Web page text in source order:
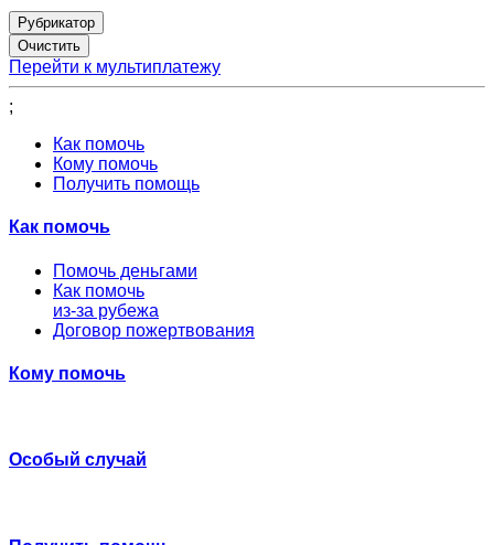
Рубрикатор
Перейти к мультиплатежу
;
Как помочь
Кому помочь
Получить помощь
Как помочь
Помочь деньгами
Как помочь
из-за рубежа
Договор пожертвования
Кому помочь
Особый случай